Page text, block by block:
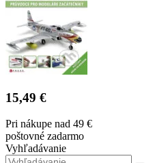
15,49 €
Pri nákupe nad 49 €
poštovné zadarmo
Vyhľadávanie